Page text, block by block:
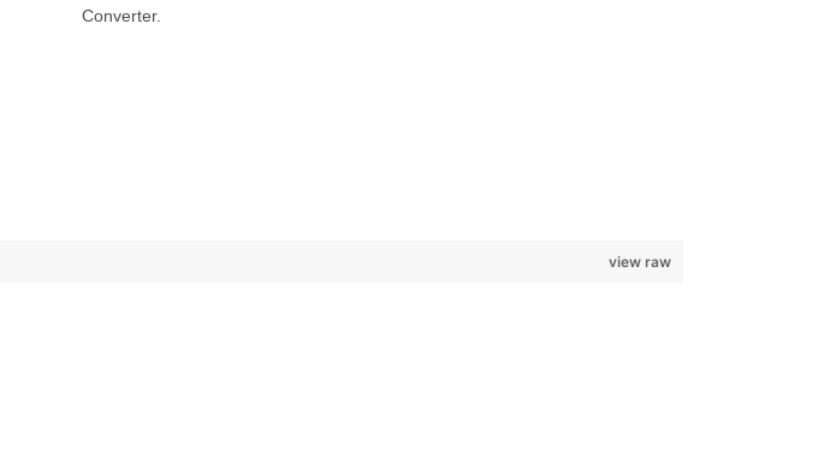
Converter.
view raw